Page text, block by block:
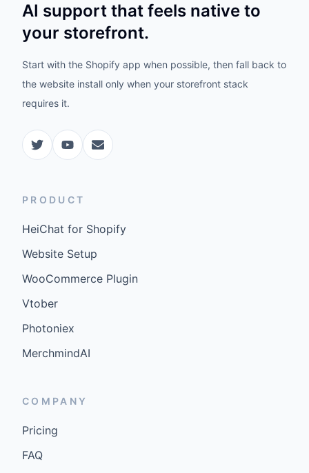
AI support that feels native to
your storefront.
Start with the Shopify app when possible, then fall back to
the website install only when your storefront stack
requires it.
PRODUCT
HeiChat for Shopify
Website Setup
WooCommerce Plugin
Vtober
Photoniex
MerchmindAI
COMPANY
Pricing
FAQ